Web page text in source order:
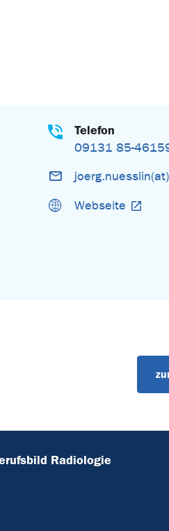
Telefon
09131 85-
Webseite
Radiologie